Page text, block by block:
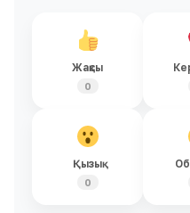
Жақсы
0
Қызық
0